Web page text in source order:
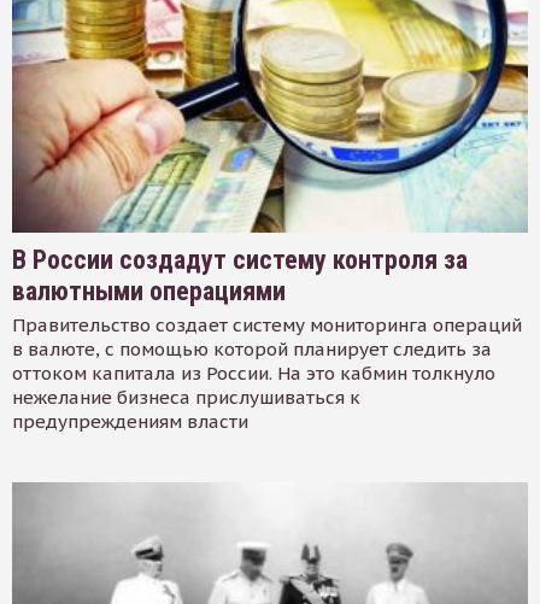
В России создадут систему контроля за
валютными операциями
Правительство создает систему мониторинга операций
в валюте, с помощью которой планирует следить за
оттоком капитала из России. На это кабмин толкнуло
нежелание бизнеса прислушиваться к
предупреждениям власти